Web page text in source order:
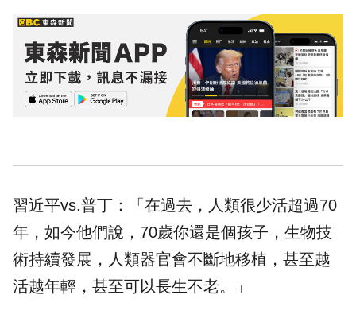
習近平vs.普丁：「在過去，人類很少活超過70
年，如今他們說，70歲你還是個孩子，生物技
術持續發展，人類器官會不斷地移植，甚至越
活越年輕，甚至可以長生不老。」